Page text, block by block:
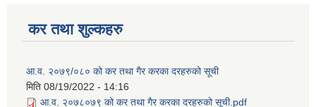
कर तथा शुल्कहरु
आ.व. २०७९/०८० को कर तथा गैर करका दरहरुको सूची
मिति 08/19/2022 - 14:16
आ.व. २०७८०७९ को कर तथा गैर करका दरहरुको सूची.pdf